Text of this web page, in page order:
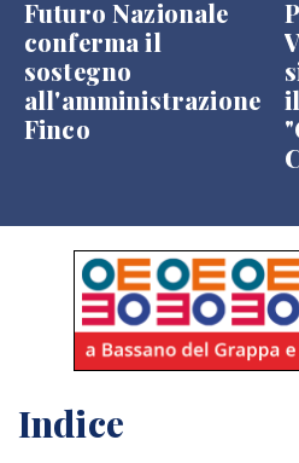
Futuro Nazionale
conferma il
sostegno
all'amministrazione
Finco
Indice